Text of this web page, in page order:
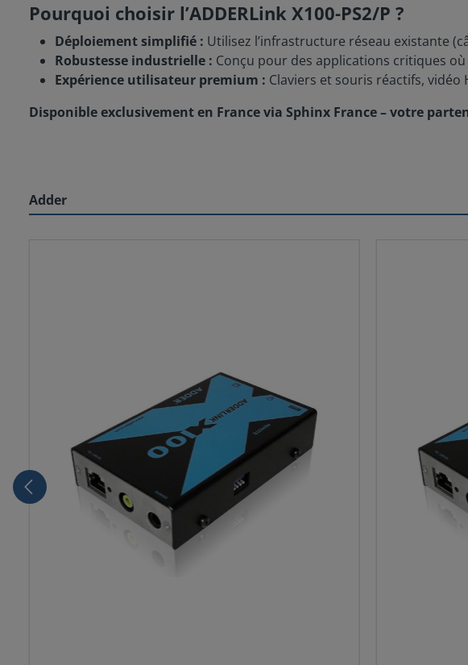
Pourquoi choisir l’ADDERLink X100-PS2/P ?
Déploiement simplifié : Utilisez l’infrastructure réseau existante
Robustesse industrielle : Conçu pour des applications critiques
Expérience utilisateur premium : Claviers et souris réactifs,
Disponible exclusivement en France via Sphinx France – votre
Adder